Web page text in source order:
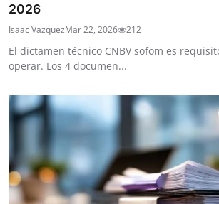
2026
Isaac VazquezMar 22, 2026 212
El dictamen técnico CNBV sofom es
operar. Los 4 documen...